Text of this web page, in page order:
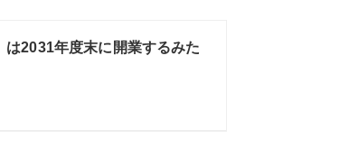
2031年度末に開業するみた